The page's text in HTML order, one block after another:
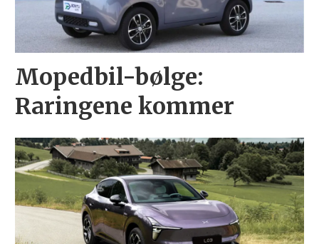
Mopedbil-bølge:
Raringene kommer